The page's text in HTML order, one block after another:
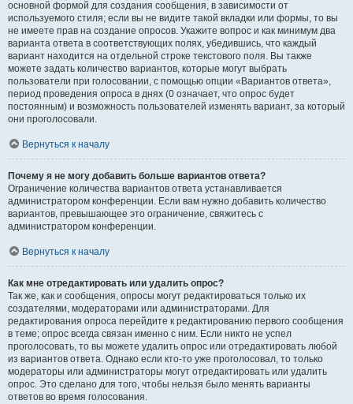
основной формой для создания сообщения, в зависимости от
используемого стиля; если вы не видите такой вкладки или формы, то вы
не имеете прав на создание опросов. Укажите вопрос и как минимум два
варианта ответа в соответствующих полях, убедившись, что каждый
вариант находится на отдельной строке текстового поля. Вы также
можете задать количество вариантов, которые могут выбрать
пользователи при голосовании, с помощью опции «Вариантов ответа»,
период проведения опроса в днях (0 означает, что опрос будет
постоянным) и возможность пользователей изменять вариант, за который
они проголосовали.
Вернуться к началу
Почему я не могу добавить больше вариантов ответа?
Ограничение количества вариантов ответа устанавливается
администратором конференции. Если вам нужно добавить количество
вариантов, превышающее это ограничение, свяжитесь с
администратором конференции.
Вернуться к началу
Как мне отредактировать или удалить опрос?
Так же, как и сообщения, опросы могут редактироваться только их
создателями, модераторами или администраторами. Для
редактирования опроса перейдите к редактированию первого сообщения
в теме; опрос всегда связан именно с ним. Если никто не успел
проголосовать, то вы можете удалить опрос или отредактировать любой
из вариантов ответа. Однако если кто-то уже проголосовал, то только
модераторы или администраторы могут отредактировать или удалить
опрос. Это сделано для того, чтобы нельзя было менять варианты
ответов во время голосования.